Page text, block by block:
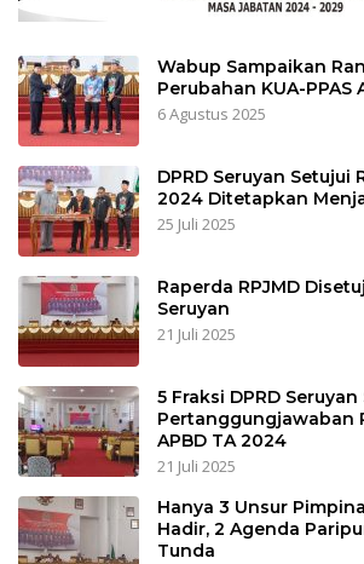
Wabup Sampaikan
Perubahan KUA-PPAS
6 Agustus 2025
DPRD Seruyan Setujui
2024 Ditetapkan
25 Juli 2025
Raperda RPJMD
Seruyan
21 Juli 2025
5 Fraksi DPRD
Pertanggungjawaban
APBD TA 2024
21 Juli 2025
Hanya 3 Unsur
Hadir, 2 Agenda
Tunda